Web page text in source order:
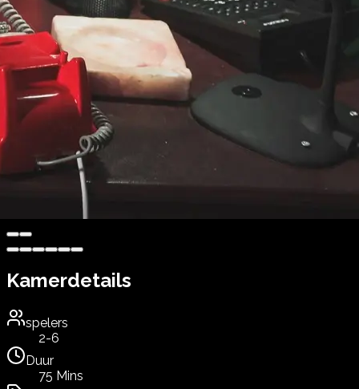
Kamerdetails
spelers
2-6
Duur
75 Mins